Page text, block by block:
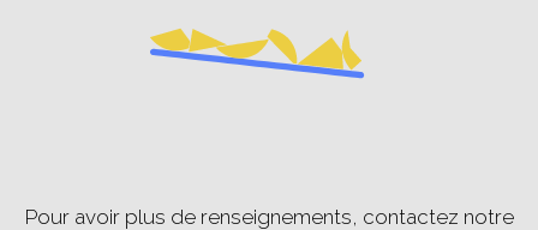
Pour avoir plus de renseignements, contactez notre